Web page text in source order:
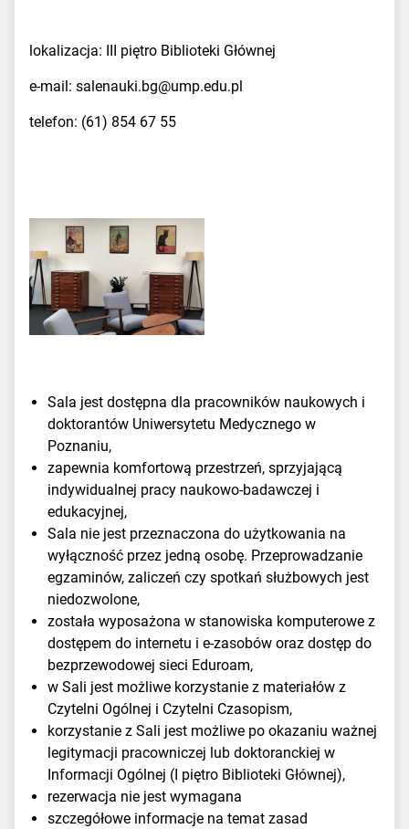
telefon: (61) 854 67 55
e-mail: salenauki.bg@ump.edu.pl
lokalizacja: III piętro Biblioteki Głównej
Sala jest dostępna dla pracowników naukowych i
doktorantów Uniwersytetu Medycznego w
Poznaniu,
zapewnia komfortową przestrzeń, sprzyjającą
indywidualnej pracy naukowo-badawczej i
edukacyjnej,
Sala nie jest przeznaczona do użytkowania na
wyłączność przez jedną osobę. Przeprowadzanie
egzaminów, zaliczeń czy spotkań służbowych jest
niedozwolone,
została wyposażona w stanowiska komputerowe z
dostępem do internetu i e-zasobów oraz dostęp do
bezprzewodowej sieci Eduroam,
w Sali jest możliwe korzystanie z materiałów z
Czytelni Ogólnej i Czytelni Czasopism,
korzystanie z Sali jest możliwe po okazaniu ważnej
legitymacji pracowniczej lub doktoranckiej w
Informacji Ogólnej (I piętro Biblioteki Głównej),
rezerwacja nie jest wymagana
szczegółowe informacje na temat zasad